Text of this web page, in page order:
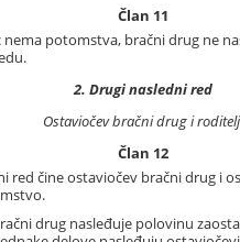
Član 11
nema potomstva, bračni drug ne
2. Drugi nasledni red
Ostaviočev bračni drug i
Član 12
red čine ostaviočev bračni drug i
drug nasleđuje polovinu